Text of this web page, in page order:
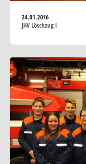
24.01.2016
JHV Löschzug I